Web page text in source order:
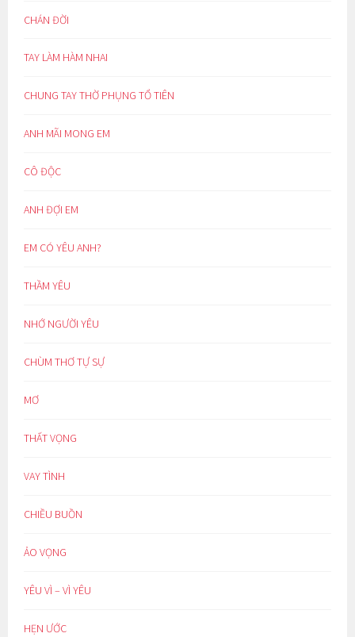
CHÁN ĐỜI
TAY LÀM HÀM NHAI
CHUNG TAY THỜ PHỤNG TỔ TIÊN
ANH MÃI MONG EM
CÔ ĐỘC
ANH ĐỢI EM
EM CÓ YÊU ANH?
THẦM YÊU
NHỚ NGƯỜI YÊU
CHÙM THƠ TỰ SỰ
MƠ
THẤT VỌNG
VAY TÌNH
CHIỀU BUỒN
ẢO VỌNG
YÊU VÌ – VÌ YÊU
HẸN ƯỚC